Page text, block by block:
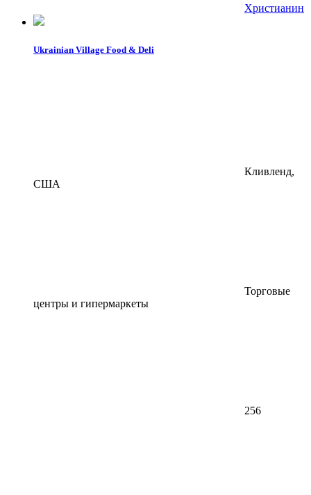
Христианин
Ukrainian Village Food & Deli
Кливленд,
США
Торговые
центры и гипермаркеты
256